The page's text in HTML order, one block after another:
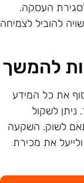
העסקה.
להוביל לצמיחה
להמשך
את כל המידע
לשקול
לשוק. השקעה
את מכירת